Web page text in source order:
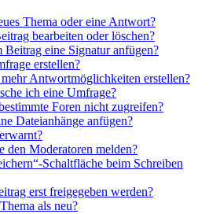
Thema oder eine Antwort?
bearbeiten oder löschen?
Beitrag eine Signatur anfügen?
erstellen?
Antwortmöglichkeiten erstellen?
ich eine Umfrage?
Foren nicht zugreifen?
Dateianhänge anfügen?
den Moderatoren melden?
Schaltfläche beim Schreiben
erst freigegeben werden?
als neu?